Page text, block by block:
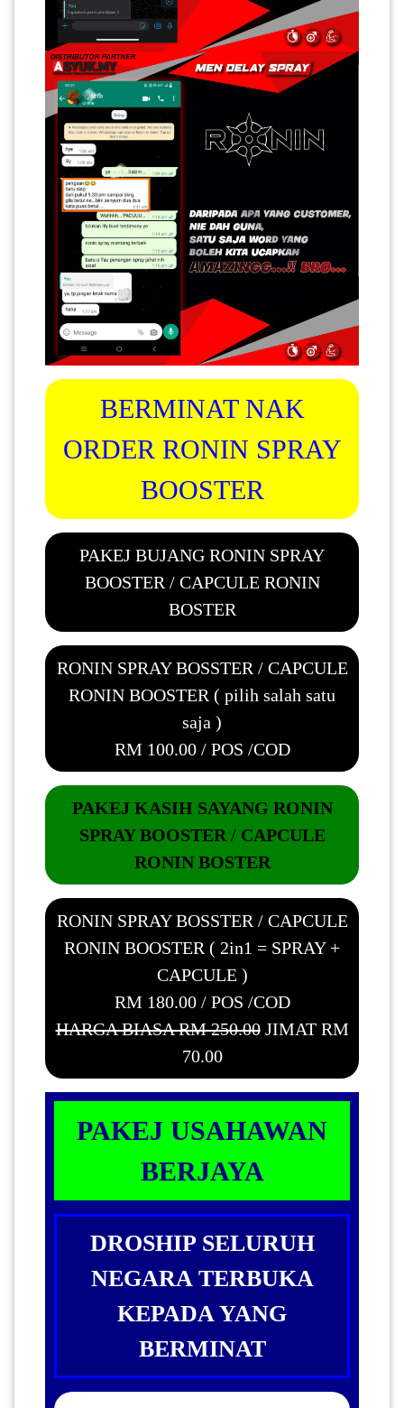
BERMINAT NAK
ORDER RONIN SPRAY
BOOSTER
PAKEJ BUJANG RONIN SPRAY
BOOSTER / CAPCULE RONIN
BOSTER
RONIN SPRAY BOSSTER / CAPCULE
RONIN BOOSTER ( pilih salah satu
saja )
RM 100.00 / POS /COD
PAKEJ KASIH SAYANG RONIN
SPRAY BOOSTER / CAPCULE
RONIN BOSTER
RONIN SPRAY BOSSTER / CAPCULE
RONIN BOOSTER ( 2in1 = SPRAY +
CAPCULE )
RM 180.00 / POS /COD
HARGA BIASA RM 250.00JIMAT RM
70.00
PAKEJ USAHAWAN
BERJAYA
DROSHIP SELURUH
NEGARA TERBUKA
KEPADA YANG
BERMINAT